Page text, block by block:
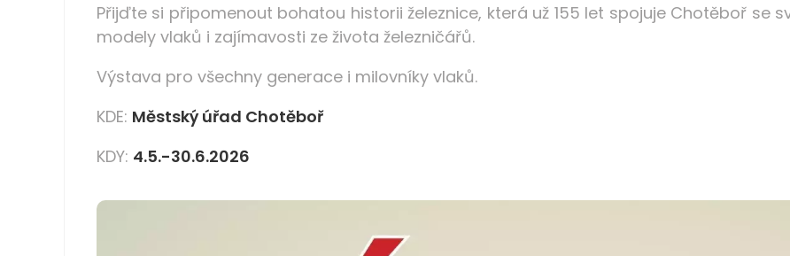
Přijďte si připomenout bohatou historii železnice, která už 155 let spojuje Chotěboř se
modely vlaků i zajímavosti ze života železničářů.
Výstava pro všechny generace i milovníky vlaků.
KDE: Městský úřad Chotěboř
KDY: 4.5.-30.6.2026